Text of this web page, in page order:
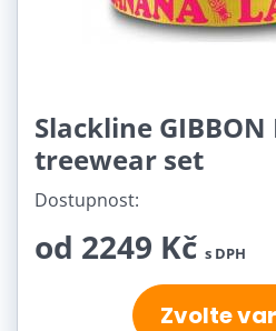
Slackline
treewear set
Dostupnost:
od 2249 Kč s DPH
Zvolte